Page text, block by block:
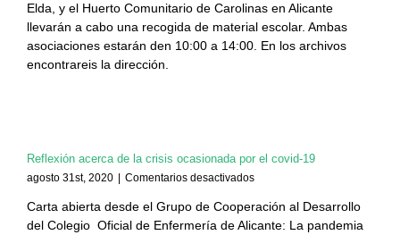
Material
escolar
por
Hort
Carolines
Elda, y el Huerto Comunitario de Carolinas en Alicante
llevarán a cabo una recogida de material escolar. Ambas
asociaciones estarán den 10:00 a 14:00. En los archivos
encontrareis la dirección.
Reflexión acerca de la crisis ocasionada por el covid-19
agosto 31st, 2020 Comentarios desactivadosen
acerca
de
Carta abierta desde el Grupo de Cooperación al Desarrollo
del Colegio Oficial de Enfermería de Alicante: La pandemia